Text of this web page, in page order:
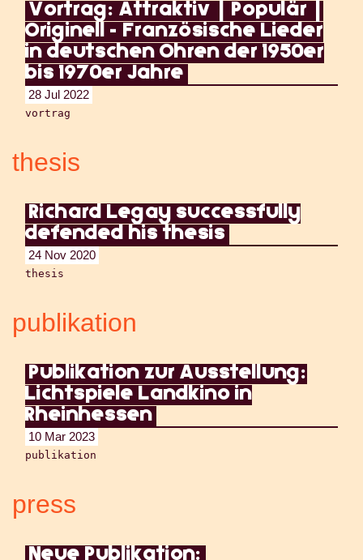
Vortrag: Attraktiv | Populär |
Originell - Französische Lieder
in deutschen Ohren der 1950er
bis 1970er Jahre
28 Jul 2022
vortrag
thesis
Richard Legay successfully
defended his thesis
24 Nov 2020
thesis
publikation
Publikation zur Ausstellung:
Lichtspiele Landkino in
Rheinhessen
10 Mar 2023
publikation
press
Neue Publikation: